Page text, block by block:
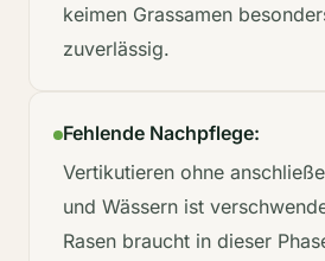
keimen Grassamen
zuverlässig.
Fehlende Nachpflege:
Vertikutieren ohne
und Wässern ist
Rasen braucht in dieser